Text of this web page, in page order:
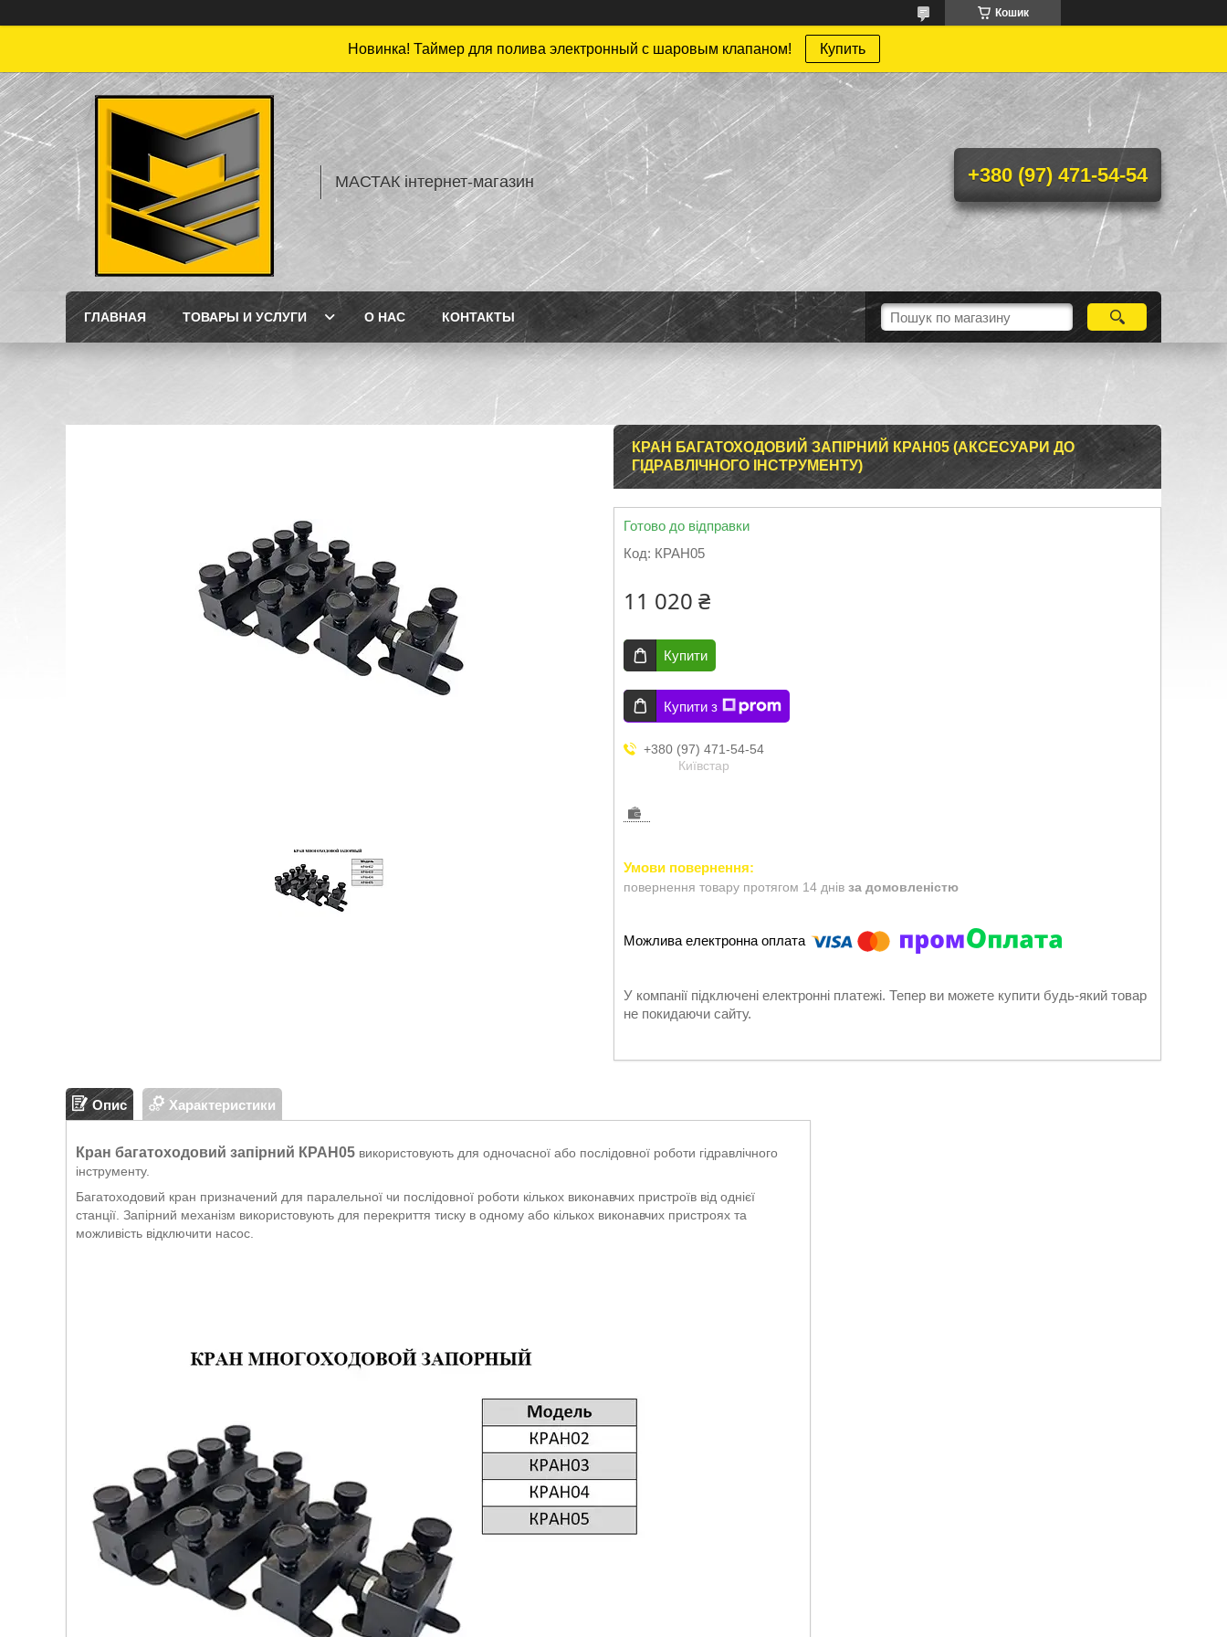
Кошик
Новинка! Таймер для полива электронный с шаровым клапаном! Купить
МАСТАК інтернет-магазин +380 (97) 471-54-54
ГЛАВНАЯ ТОВАРЫ И УСЛУГИ О НАС КОНТАКТЫ
КРАН БАГАТОХОДОВИЙ ЗАПІРНИЙ КРАН05 (АКСЕСУАРИ ДО
ГІДРАВЛІЧНОГО ІНСТРУМЕНТУ)
Готово до відправки
Код: КРАН05
11 020 ₴
Купити
Купити з
+380 (97) 471-54-54
Київстар
повернення товару протягом 14 днів за домовленістю
У компанії підключені електронні платежі. Тепер ви можете купити будь-який товар
не покидаючи сайту.
Опис Характеристики
Кран багатоходовий запірний КРАН05 використовують для одночасної або послідовної роботи гідравлічного
інструменту.
Багатоходовий кран призначений для паралельної чи послідовної роботи кількох виконавчих пристроїв від однієї
станції. Запірний механізм використовують для перекриття тиску в одному або кількох виконавчих пристроях та
можливість відключити насос.